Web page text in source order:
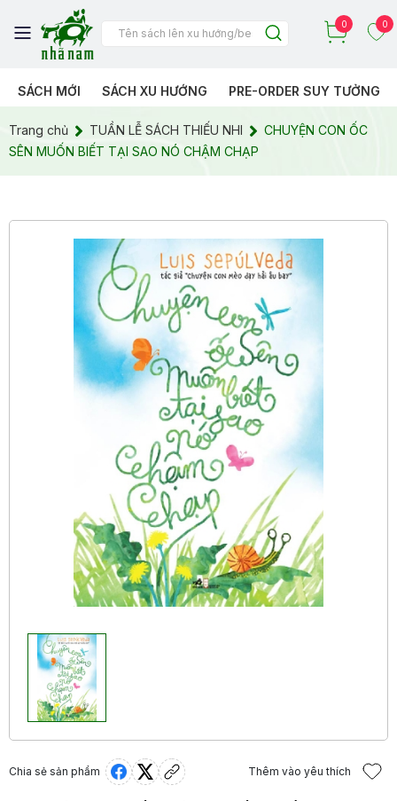
0 0
SÁCH MỚI SÁCH XU HƯỚNG PRE-ORDER SUY TƯỞNG
Trang chủ TUẦN LỄ SÁCH THIẾU NHI
CHUYỆN CON ỐC
SÊN MUỐN BIẾT TẠI SAO NÓ CHẬM CHẠP
Chia sẻ sản phẩm Thêm vào yêu thích